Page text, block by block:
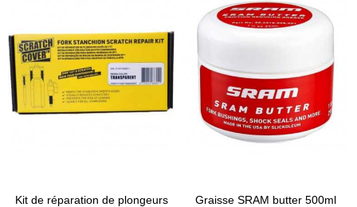
Kit de réparation de plongeurs
Graisse SRAM butter 500ml